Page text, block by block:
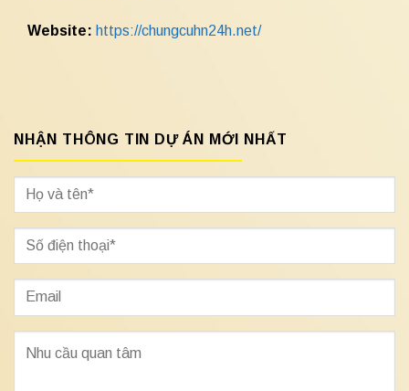
Website: https://chungcuhn24h.net/
NHẬN THÔNG TIN DỰ ÁN MỚI NHẤT